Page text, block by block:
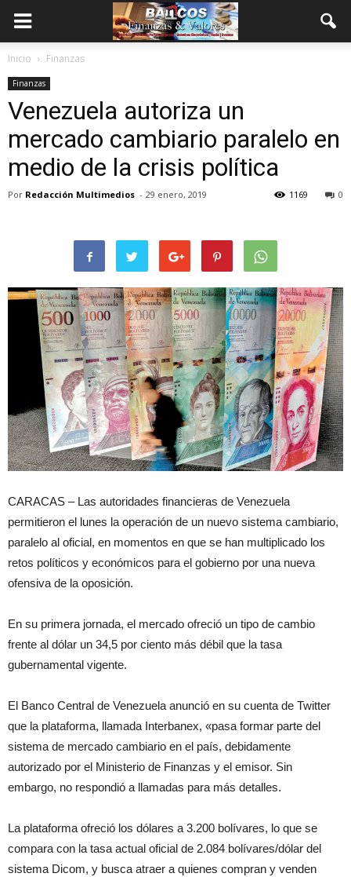
Inicio Finanzas
Finanzas
Venezuela autoriza un
mercado cambiario paralelo en
medio de la crisis política
Por Redacción Multimedios - 29 enero, 2019 0
1169
CARACAS – Las autoridades financieras de Venezuela
permitieron el lunes la operación de un nuevo sistema cambiario,
paralelo al oficial, en momentos en que se han multiplicado los
retos políticos y económicos para el gobierno por una nueva
ofensiva de la oposición.
En su primera jornada, el mercado ofreció un tipo de cambio
frente al dólar un 34,5 por ciento más débil que la tasa
gubernamental vigente.
El Banco Central de Venezuela anunció en su cuenta de Twitter
que la plataforma, llamada Interbanex, «pasa formar parte del
sistema de mercado cambiario en el país, debidamente
autorizado por el Ministerio de Finanzas y el emisor. Sin
embargo, no respondió a llamadas para más detalles.
La plataforma ofreció los dólares a 3.200 bolívares, lo que se
compara con la tasa actual oficial de 2.084 bolívares/dólar del
sistema Dicom, y busca atraer a quienes compran y venden